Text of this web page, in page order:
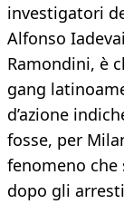
investigatori
Alfonso
Ramondini, è
gang
d’azione
fosse, per
fenomeno che
dopo gli